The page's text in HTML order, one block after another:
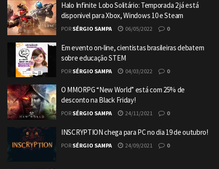
Halo Infinite Lobo Solitário: Temporada 2 já está
disponivel para Xbox, Windows 10 e Steam
POR SÉRGIO SAMPA 06/05/2022 0
Em evento on-line, cientistas brasileiras debatem
sobre educação STEM
POR SÉRGIO SAMPA 04/03/2022 0
O MMORPG “New World” está com 25% de
desconto na Black Friday!
POR SÉRGIO SAMPA 24/11/2021 0
INSCRYPTION chega para PC no dia 19 de outubro!
POR SÉRGIO SAMPA 24/09/2021 0